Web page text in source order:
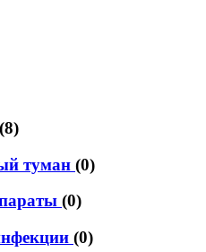
(8)
туман (0)
(0)
(0)